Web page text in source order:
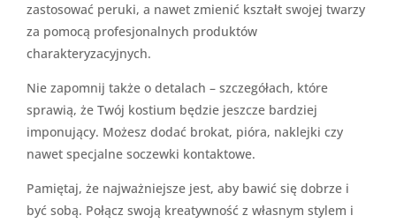
zastosować peruki, a nawet zmienić kształt swojej twarzy
za pomocą profesjonalnych produktów
charakteryzacyjnych.
Nie zapomnij także o detalach – szczegółach, które
sprawią, że Twój kostium będzie jeszcze bardziej
imponujący. Możesz dodać brokat, pióra, naklejki czy
nawet specjalne soczewki kontaktowe.
Pamiętaj, że najważniejsze jest, aby bawić się dobrze i
być sobą. Połącz swoją kreatywność z własnym stylem i